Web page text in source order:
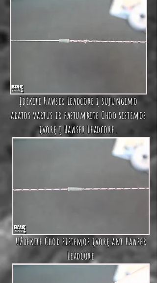
ĮdėkiteHawser Leadcore į sujungimo
adatos vartus ir pastumkiteChod sistemos
įvoręį Hawser Leadcore.
UždėkiteChod sistemos įvoręant Hawser
Leadcore